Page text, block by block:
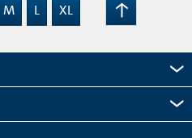
M L
XL
Zum